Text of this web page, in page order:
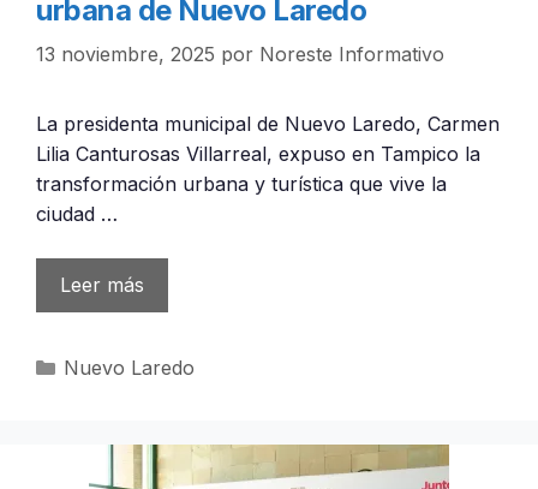
urbana de Nuevo Laredo
13 noviembre, 2025 por Noreste Informativo
La presidenta municipal de Nuevo Laredo, Carmen
Lilia Canturosas Villarreal, expuso en Tampico la
transformación urbana y turística que vive la
ciudad …
Leer más
Categorías
Nuevo Laredo